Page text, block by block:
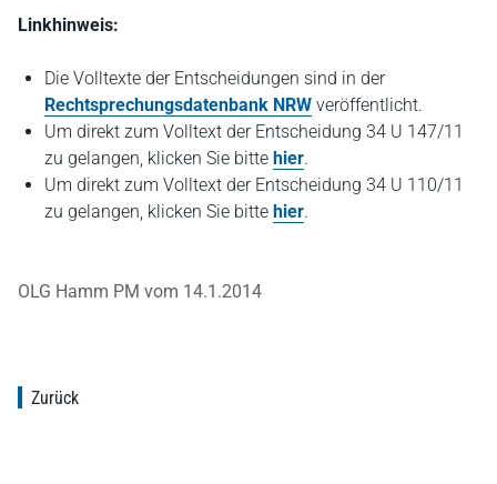
Linkhinweis:
Die Volltexte der Entscheidungen sind in der
Rechtsprechungsdatenbank NRW veröffentlicht.
Um direkt zum Volltext der Entscheidung 34 U 147/11
zu gelangen, klicken Sie bitte hier.
Um direkt zum Volltext der Entscheidung 34 U 110/11
zu gelangen, klicken Sie bitte hier.
OLG Hamm PM vom 14.1.2014
Zurück